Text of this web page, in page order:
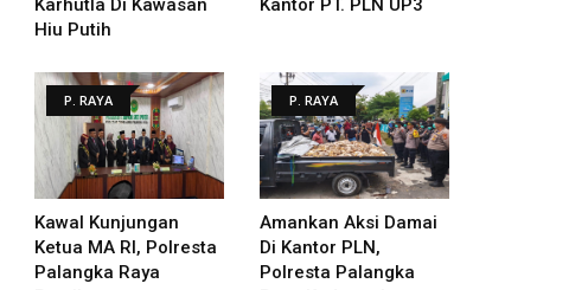
Karhutla Di Kawasan
Hiu Putih
Kantor PT. PLN UP3
P. RAYA
Kawal Kunjungan
Ketua MA RI, Polresta
Palangka Raya
P. RAYA
Amankan Aksi Damai
Di Kantor PLN,
Polresta Palangka